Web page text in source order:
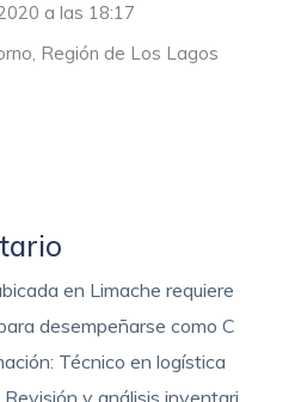
a las 18:17
Región de Los Lagos
en Limache requiere
desempeñarse como C
Técnico en logística
y análisis inventari